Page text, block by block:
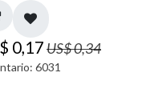
0,17US$0,34
6031